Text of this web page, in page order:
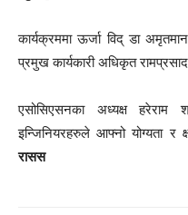
कार्यक्रममा ऊर्जा विद् डा
प्रमुख कार्यकारी अधिकृत
एसोसिएसनका अध्यक्ष हरेराम
इन्जिनियरहरुले आफ्नो योग्यता र
रासस